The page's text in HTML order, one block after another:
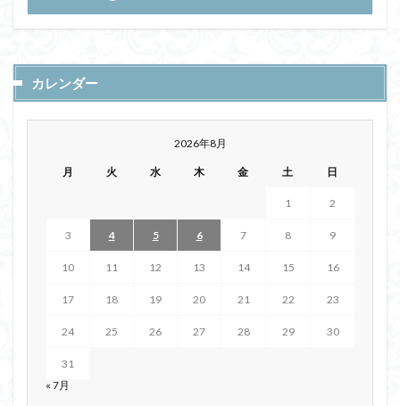
カレンダー
2026年8月
月 火 水 木 金 土 日
1 2
3 4 5 6 7 8 9
10 11 12 13 14 15 16
17 18 19 20 21 22 23
24 25 26 27 28 29 30
31
« 7月